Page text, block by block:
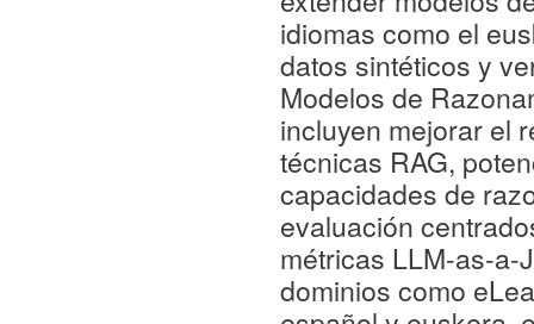
idiomas como el
datos sintéticos y
Modelos de
incluyen mejorar el
técnicas RAG,
capacidades de
evaluación
métricas LLM-as-a-
dominios como